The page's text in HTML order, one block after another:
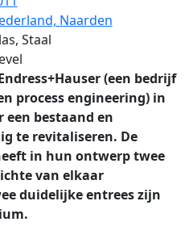
Naarden
Staal
(een bedrijf
process engineering) in
bestaand en
te revitaliseren. De
in hun ontwerp twee
van elkaar
duidelijke entrees zijn